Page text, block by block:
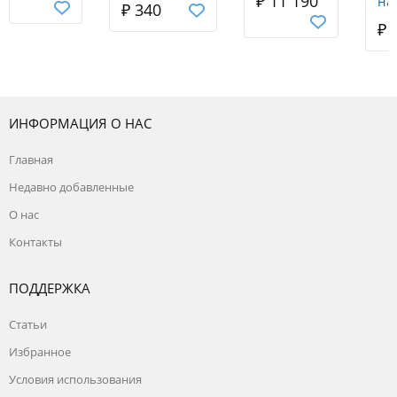
Режим работы с 8:00 до 16:00, воскресенье
12.5 мм
₽ 340
V
₽
ИНФОРМАЦИЯ О НАС
Главная
Недавно добавленные
О нас
Контакты
ПОДДЕРЖКА
Статьи
Избранное
Условия использования